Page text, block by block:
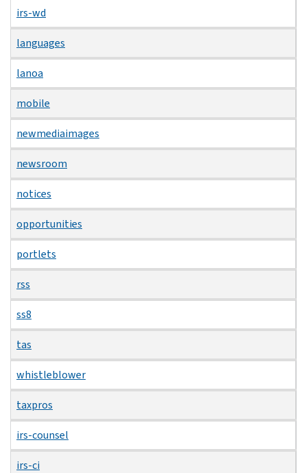
irs-wd
languages
lanoa
mobile
newmediaimages
newsroom
notices
opportunities
portlets
rss
ss8
tas
whistleblower
taxpros
irs-counsel
irs-ci